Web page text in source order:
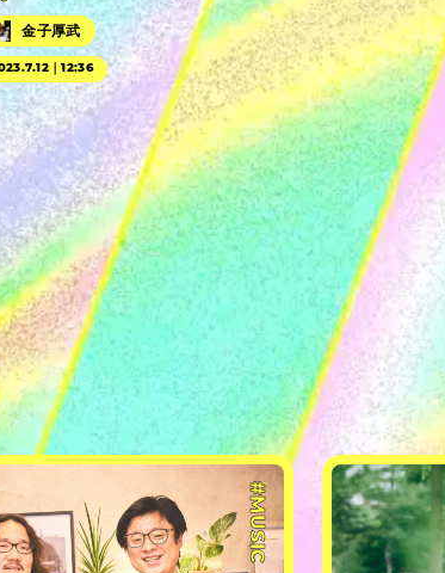
金子厚武
｜12:36
#MUSIC